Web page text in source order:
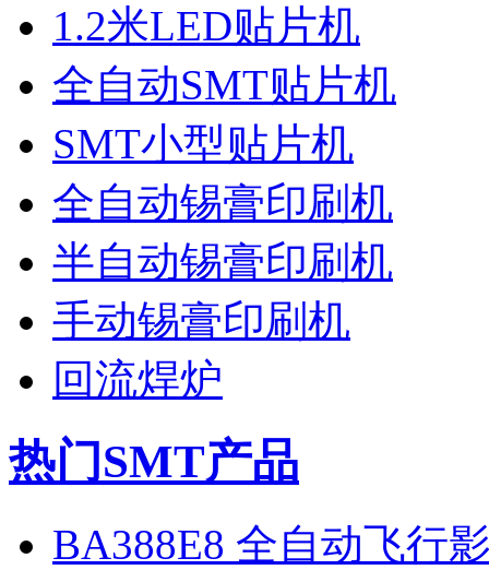
1.2米LED贴片机
全自动SMT贴片机
SMT小型贴片机
全自动锡膏印刷机
半自动锡膏印刷机
手动锡膏印刷机
回流焊炉
热门SMT产品
BA388E8 全自动飞行